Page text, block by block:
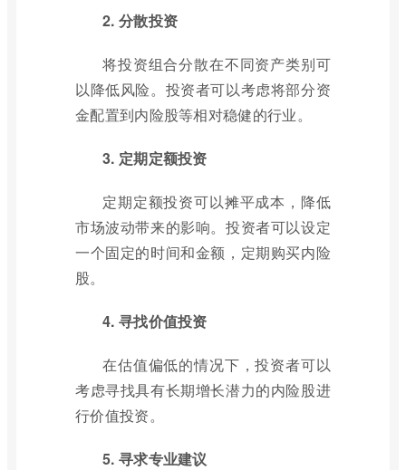
2. 分散投资
将投资组合分散在不同资产类别可
以降低风险。投资者可以考虑将部分资
金配置到内险股等相对稳健的行业。
3. 定期定额投资
定期定额投资可以摊平成本，降低
市场波动带来的影响。投资者可以设定
一个固定的时间和金额，定期购买内险
股。
4. 寻找价值投资
在估值偏低的情况下，投资者可以
考虑寻找具有长期增长潜力的内险股进
行价值投资。
5. 寻求专业建议